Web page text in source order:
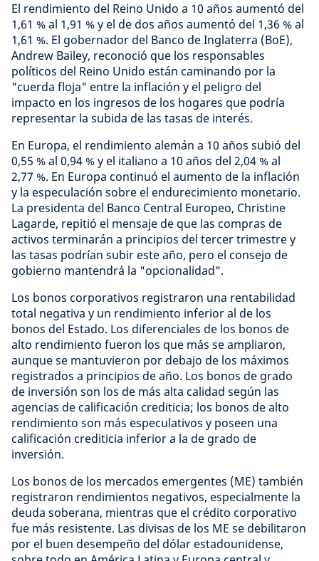
El rendimiento del Reino Unido a 10 años aumentó del
1,61 % al 1,91 % y el de dos años aumentó del 1,36 % al
1,61 %. El gobernador del Banco de Inglaterra (BoE),
Andrew Bailey, reconoció que los responsables
políticos del Reino Unido están caminando por la
"cuerda floja" entre la inflación y el peligro del
impacto en los ingresos de los hogares que podría
representar la subida de las tasas de interés.
En Europa, el rendimiento alemán a 10 años subió del
0,55 % al 0,94 % y el italiano a 10 años del 2,04 % al
2,77 %. En Europa continuó el aumento de la inflación
y la especulación sobre el endurecimiento monetario.
La presidenta del Banco Central Europeo, Christine
Lagarde, repitió el mensaje de que las compras de
activos terminarán a principios del tercer trimestre y
las tasas podrían subir este año, pero el consejo de
gobierno mantendrá la "opcionalidad".
Los bonos corporativos registraron una rentabilidad
total negativa y un rendimiento inferior al de los
bonos del Estado. Los diferenciales de los bonos de
alto rendimiento fueron los que más se ampliaron,
aunque se mantuvieron por debajo de los máximos
registrados a principios de año. Los bonos de grado
de inversión son los de más alta calidad según las
agencias de calificación crediticia; los bonos de alto
rendimiento son más especulativos y poseen una
calificación crediticia inferior a la de grado de
inversión.
Los bonos de los mercados emergentes (ME) también
registraron rendimientos negativos, especialmente la
deuda soberana, mientras que el crédito corporativo
fue más resistente. Las divisas de los ME se debilitaron
por el buen desempeño del dólar estadounidense,